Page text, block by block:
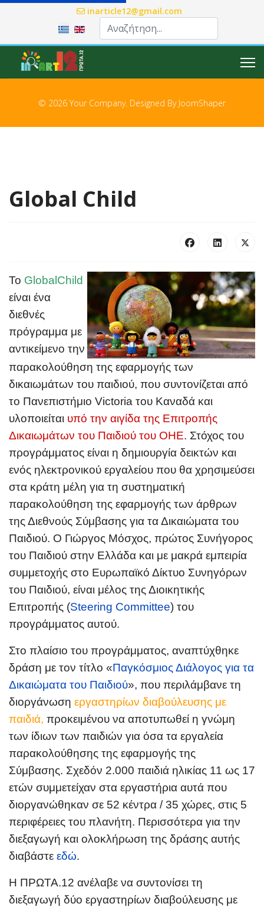
inarticle12@gmail.com
Επιλέξτε τη γλώσσα σας
© 2026 Your Company. Designed By JoomShaper
Global Child
To GlobalChild
είναι ένα
διεθνές
πρόγραμμα με
αντικείμενο την
παρακολούθηση της εφαρμογής των
δικαιωμάτων του παιδιού, που συντονίζεται από
το Πανεπιστήμιο Victoria του Καναδά και
υλοποιείται υπό την αιγίδα της Επιτροπής
Δικαιωμάτων του Παιδιού του ΟΗΕ. Στόχος του
προγράμματος είναι η δημιουργία δεικτών και
ενός ηλεκτρονικού εργαλείου που θα χρησιμεύσει
στα κράτη μέλη για τη συστηματική
παρακολούθηση της εφαρμογής των άρθρων
της Διεθνούς Σύμβασης για τα Δικαιώματα του
Παιδιού. Ο Γιώργος Μόσχος, πρώτος Συνήγορος
του Παιδιού στην Ελλάδα και με μακρά εμπειρία
συμμετοχής στο Ευρωπαϊκό Δίκτυο Συνηγόρων
του Παιδιού, είναι μέλος της Διοικητικής
Επιτροπής (Steering Committee) του
προγράμματος αυτού.
Στο πλαίσιο του προγράμματος, αναπτύχθηκε
δράση με τον τίτλο «Παγκόσμιος Διάλογος για τα
Δικαιώματα του Παιδιού», που περιλάμβανε τη
διοργάνωση εργαστηρίων διαβούλευσης με
παιδιά, προκειμένου να αποτυπωθεί η γνώμη
των ίδιων των παιδιών για όσα τα εργαλεία
παρακολούθησης της εφαρμογής της
Σύμβασης. Σχεδόν 2.000 παιδιά ηλικίας 11 ως 17
ετών συμμετείχαν στα εργαστήρια αυτά που
διοργανώθηκαν σε 52 κέντρα / 35 χώρες, στις 5
περιφέρειες του πλανήτη. Περισσότερα για την
διεξαγωγή και ολοκλήρωση της δράσης αυτής
διαβάστε εδώ.
Η ΠΡΩΤΑ.12 ανέλαβε να συντονίσει τη
διεξαγωγή δύο εργαστηρίων διαβούλευσης με